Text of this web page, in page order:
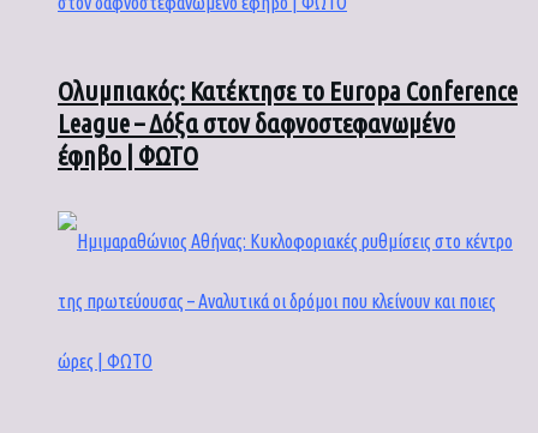
Ολυμπιακός: Κατέκτησε το Europa Conference
League – Δόξα στον δαφνοστεφανωμένο
έφηβο | ΦΩΤΟ